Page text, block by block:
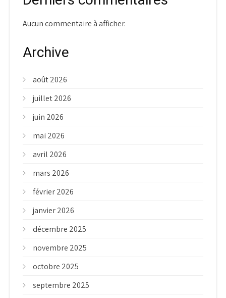
Aucun commentaire à afficher.
Archive
août 2026
juillet 2026
juin 2026
mai 2026
avril 2026
mars 2026
février 2026
janvier 2026
décembre 2025
novembre 2025
octobre 2025
septembre 2025